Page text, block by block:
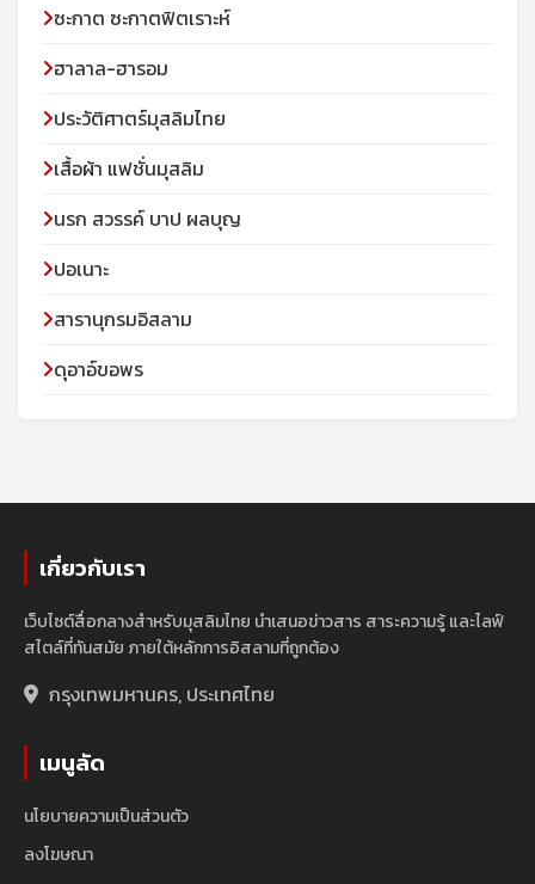
ซะกาต ซะกาตฟิตเราะห์
ฮาลาล-ฮารอม
ประวัติศาตร์มุสลิมไทย
เสื้อผ้า แฟชั่นมุสลิม
นรก สวรรค์ บาป ผลบุญ
ปอเนาะ
สารานุกรมอิสลาม
ดุอาอ์ขอพร
เกี่ยวกับเรา
เว็บไซต์สื่อกลางสำหรับมุสลิมไทย นำเสนอข่าวสาร สาระความรู้ และไลฟ์
สไตล์ที่ทันสมัย ภายใต้หลักการอิสลามที่ถูกต้อง
กรุงเทพมหานคร, ประเทศไทย
เมนูลัด
นโยบายความเป็นส่วนตัว
ลงโฆษณา